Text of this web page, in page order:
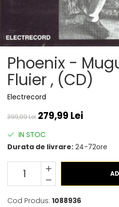
Viniluri Românești
Colecția Electrecord
Phoenix -
Fluier , (CD)
Electrecord
399,99 Lei 279,99 Lei
IN STOC
Durata de livrare: 24-72ore
Cod Produs: 1088936